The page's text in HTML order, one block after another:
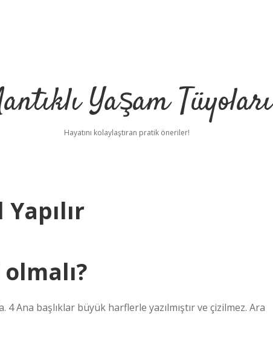
Yaşam Tüyoları
Hayatını kolaylaştıran pratik öneriler!
4 Ana başlıklar büyük harflerle yazılmıştır ve çizilmez. Ara